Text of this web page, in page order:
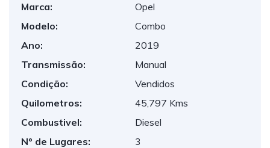
Marca:
Opel
Modelo:
Combo
Ano:
2019
Transmissão:
Manual
Condição:
Vendidos
Quilometros:
45,797 Kms
Combustivel:
Diesel
Nº de Lugares:
3